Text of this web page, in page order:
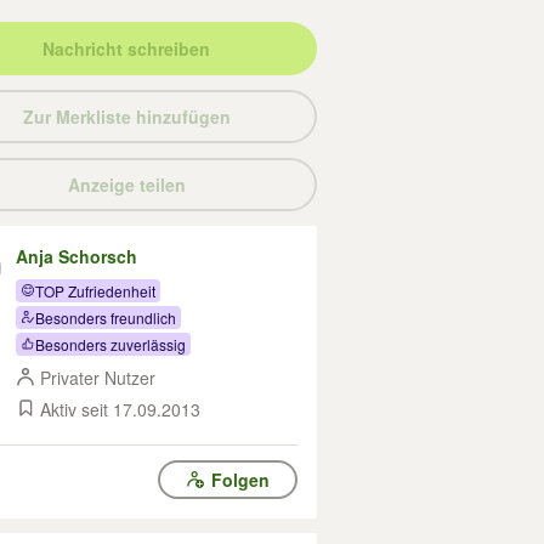
Nachricht schreiben
Zur Merkliste hinzufügen
Anzeige teilen
Anja Schorsch
TOP Zufriedenheit
Besonders freundlich
Besonders zuverlässig
Privater Nutzer
Aktiv seit 17.09.2013
Folgen